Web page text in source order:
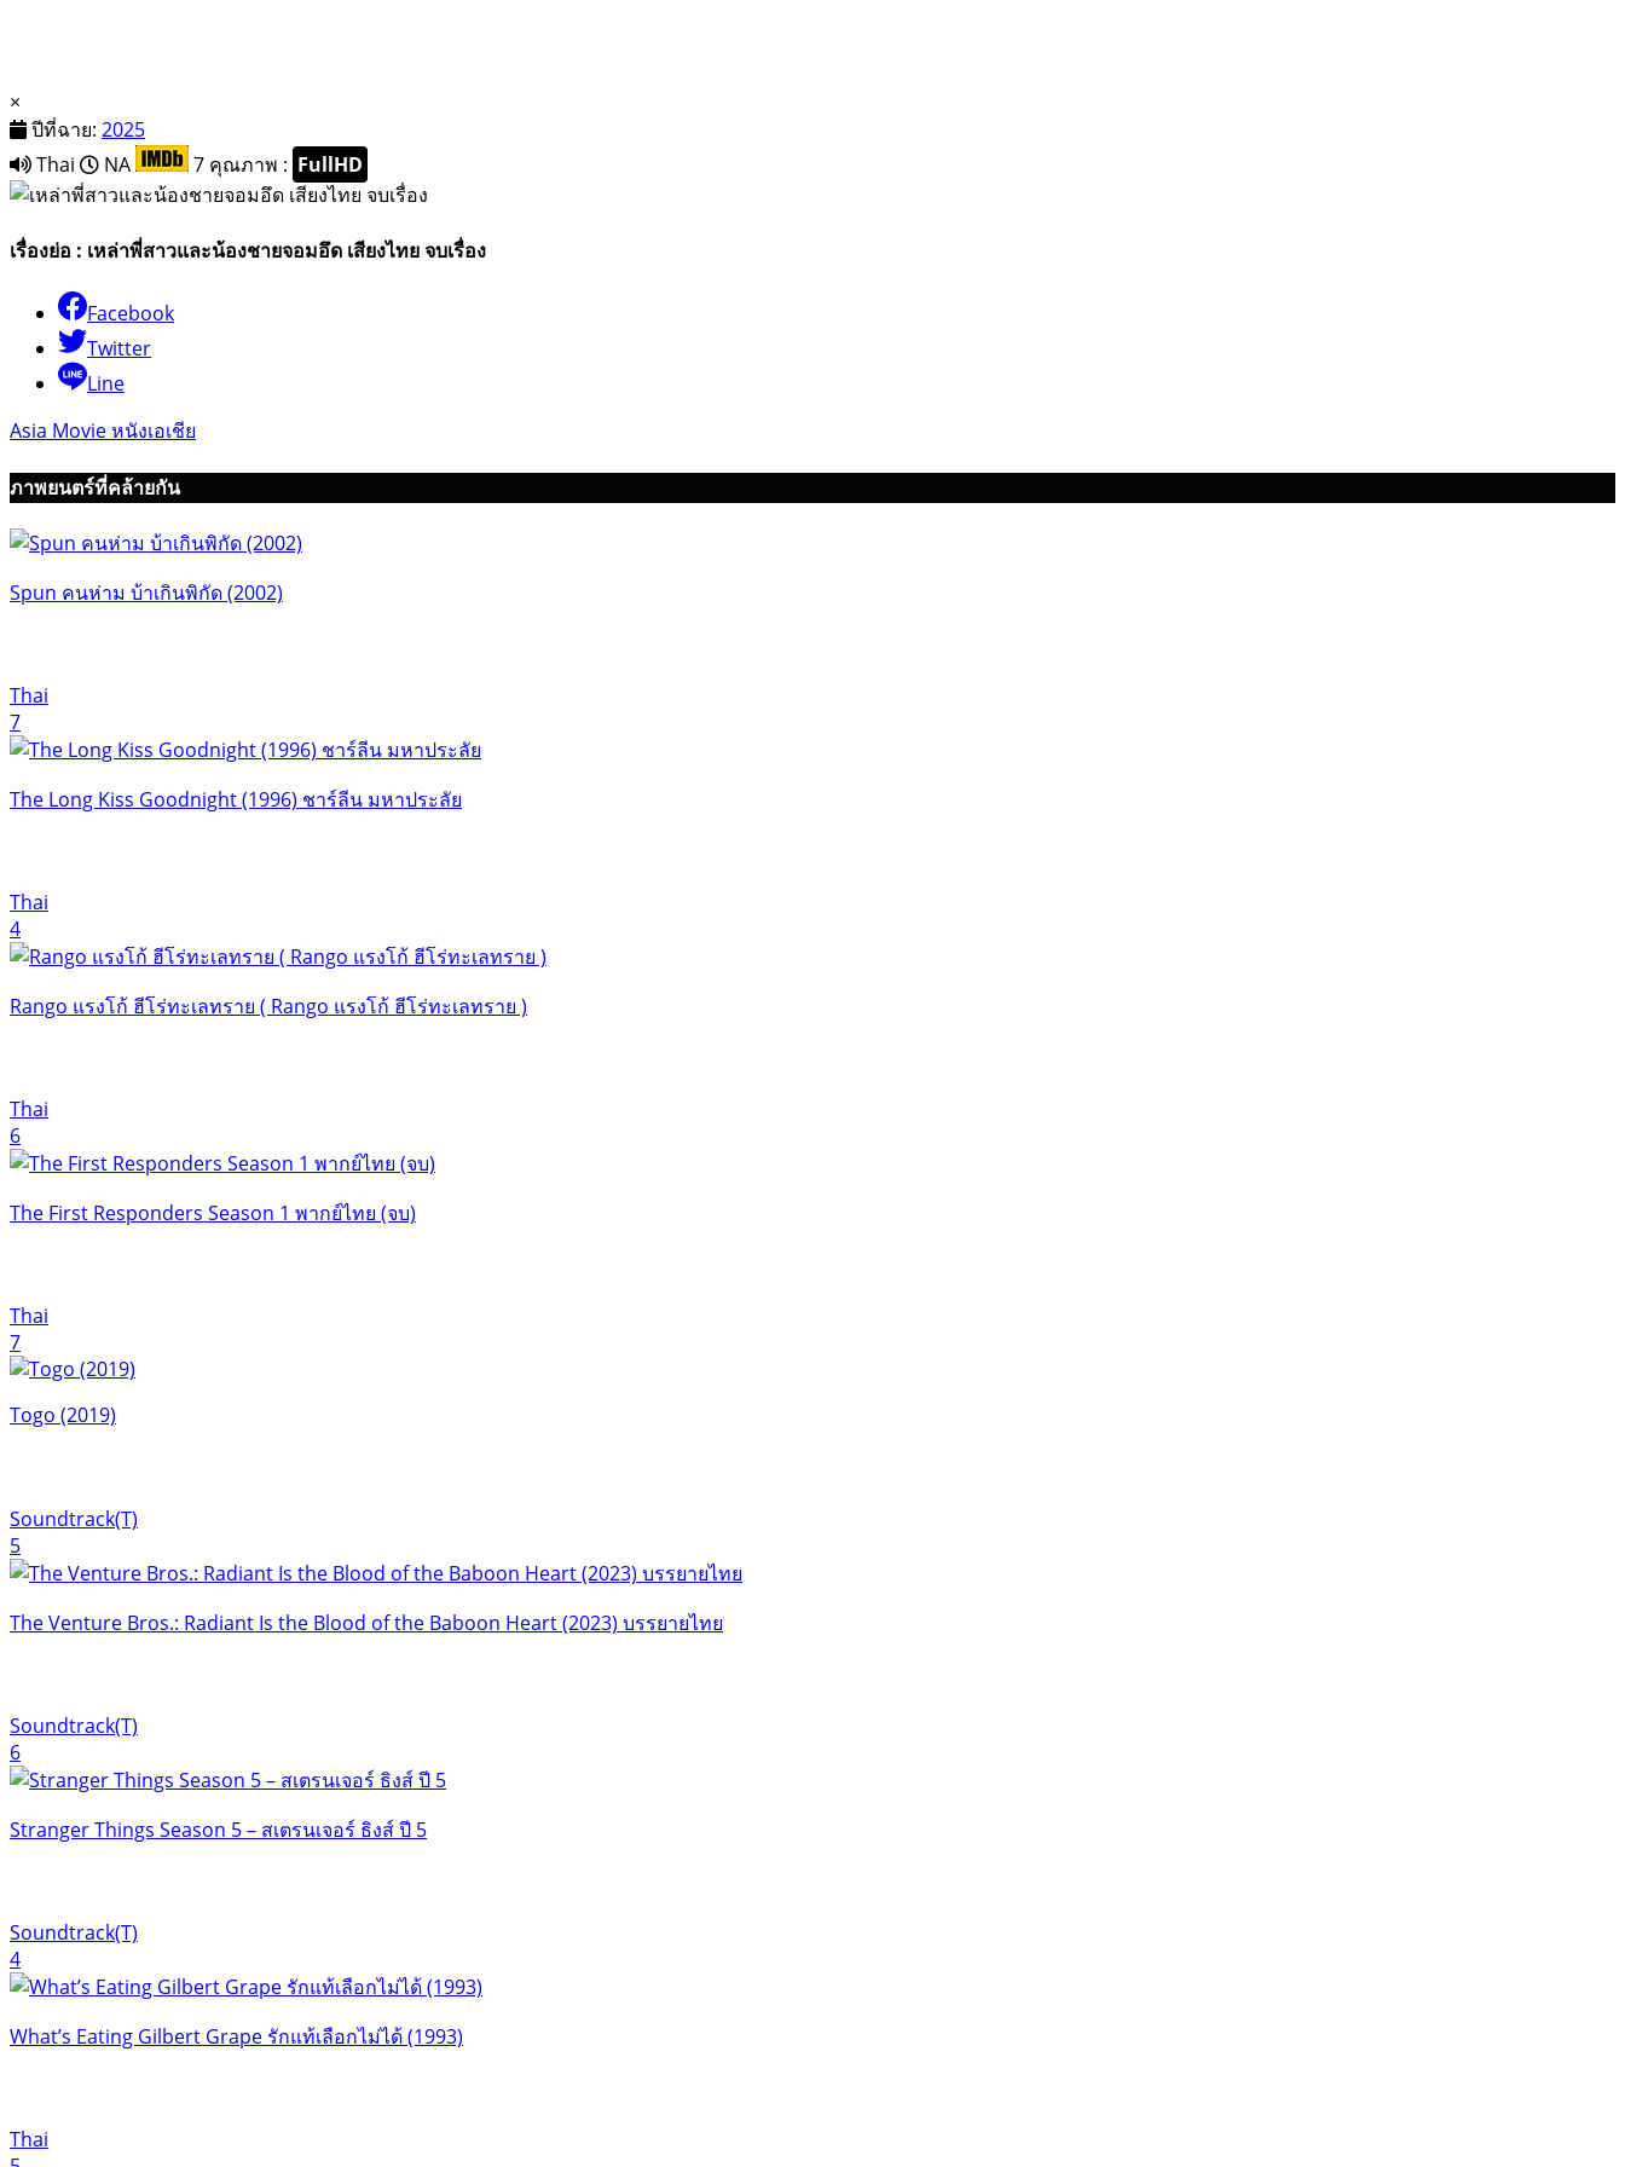
×
ปีที่ฉาย: 2025
Thai
NA 7 คุณภาพ : FullHD
เรื่องย่อ : เหล่าพี่สาวและน้องชายจอมอึด เสียงไทย จบเรื่อง
Facebook
Twitter
Line
Asia Movie หนังเอเชีย
ภาพยนตร์ที่คล้ายกัน
Spun คนห่าม บ้าเกินพิกัด (2002)
Thai
7
The Long Kiss Goodnight (1996) ชาร์ลีน มหาประลัย
Thai
4
Rango แรงโก้ ฮีโร่ทะเลทราย ( Rango แรงโก้ ฮีโร่ทะเลทราย )
Thai
6
The First Responders Season 1 พากย์ไทย (จบ)
Thai
7
Togo (2019)
Soundtrack(T)
5
The Venture Bros.: Radiant Is the Blood of the Baboon Heart (2023) บรรยายไทย
Soundtrack(T)
6
Stranger Things Season 5 – สเตรนเจอร์ ธิงส์ ปี 5
Soundtrack(T)
4
What’s Eating Gilbert Grape รักแท้เลือกไม่ได้ (1993)
Thai